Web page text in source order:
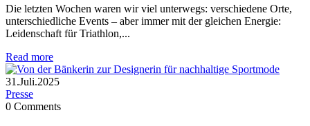
Die letzten Wochen waren wir viel unterwegs: verschiedene Orte,
unterschiedliche Events – aber immer mit der gleichen Energie:
Leidenschaft für Triathlon,...
Read more
31.Juli.2025
Presse
0 Comments